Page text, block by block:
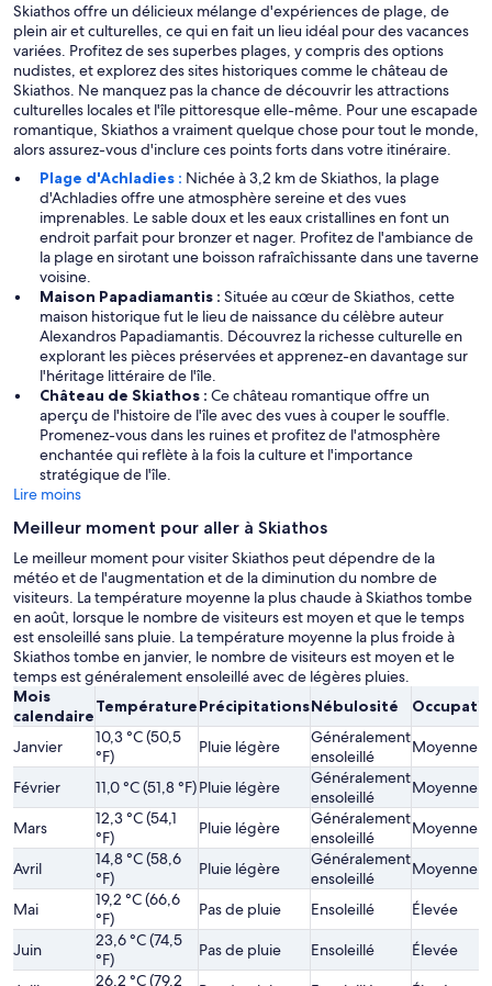
Skiathos offre un délicieux mélange d'expériences de plage, de
plein air et culturelles, ce qui en fait un lieu idéal pour des vacances
variées. Profitez de ses superbes plages, y compris des options
nudistes, et explorez des sites historiques comme le château de
Skiathos. Ne manquez pas la chance de découvrir les attractions
culturelles locales et l'île pittoresque elle-même. Pour une escapade
romantique, Skiathos a vraiment quelque chose pour tout le monde,
alors assurez-vous d'inclure ces points forts dans votre itinéraire.
Plage d'Achladies : Nichée à 3,2 km de Skiathos, la plage
d'Achladies offre une atmosphère sereine et des vues
imprenables. Le sable doux et les eaux cristallines en font un
endroit parfait pour bronzer et nager. Profitez de l'ambiance de
la plage en sirotant une boisson rafraîchissante dans une taverne
voisine.
Maison Papadiamantis : Située au cœur de Skiathos, cette
maison historique fut le lieu de naissance du célèbre auteur
Alexandros Papadiamantis. Découvrez la richesse culturelle en
explorant les pièces préservées et apprenez-en davantage sur
l'héritage littéraire de l'île.
Château de Skiathos : Ce château romantique offre un
aperçu de l'histoire de l'île avec des vues à couper le souffle.
Promenez-vous dans les ruines et profitez de l'atmosphère
enchantée qui reflète à la fois la culture et l'importance
stratégique de l'île.
Lire moins
Meilleur moment pour aller à Skiathos
Le meilleur moment pour visiter Skiathos peut dépendre de la
météo et de l'augmentation et de la diminution du nombre de
visiteurs. La température moyenne la plus chaude à Skiathos tombe
en août, lorsque le nombre de visiteurs est moyen et que le temps
est ensoleillé sans pluie. La température moyenne la plus froide à
Skiathos tombe en janvier, le nombre de visiteurs est moyen et le
temps est généralement ensoleillé avec de légères pluies.
Mois
calendaireTempératurePrécipitationsNébulosité
Janvier
10,3 °C (50,5
°F)
Pluie légère
Généralement
ensoleillé
Moyenne
Février 11,0 °C (51,8 °F)Pluie légère
Généralement
ensoleillé
Moyenne
Mars
12,3 °C (54,1
°F)
Pluie légère
Généralement
ensoleillé
Moyenne
Avril
14,8 °C (58,6
°F)
Pluie légère
Généralement
ensoleillé
Moyenne
Mai
19,2 °C (66,6
°F)
Pas de pluie Ensoleillé Élevée
Juin
23,6 °C (74,5
°F)
Pas de pluie Ensoleillé Élevée
26,2 °C (79,2